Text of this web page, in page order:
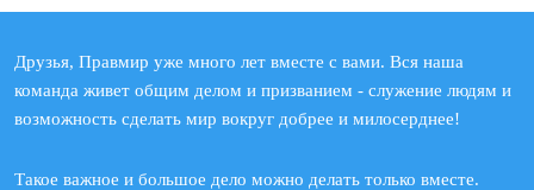
Друзья, Правмир уже много лет вместе с вами. Вся наша
команда живет общим делом и призванием - служение людям и
возможность сделать мир вокруг добрее и милосерднее!
Такое важное и большое дело можно делать только вместе.